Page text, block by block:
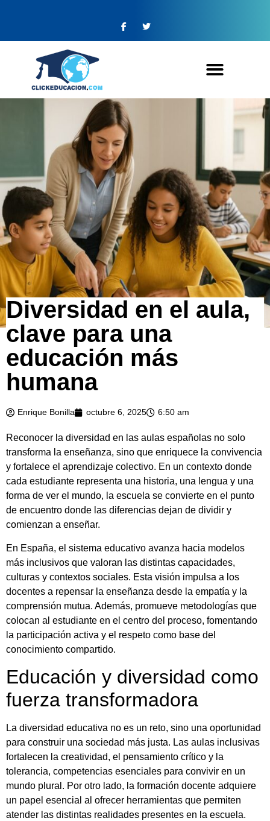
Diversidad en el aula,
clave para una
educación más
humana
Enrique Bonilla octubre 6, 2025 6:50 am
Reconocer la diversidad en las aulas españolas no solo
transforma la enseñanza, sino que enriquece la convivencia
y fortalece el aprendizaje colectivo. En un contexto donde
cada estudiante representa una historia, una lengua y una
forma de ver el mundo, la escuela se convierte en el punto
de encuentro donde las diferencias dejan de dividir y
comienzan a enseñar.
En España, el sistema educativo avanza hacia modelos
más inclusivos que valoran las distintas capacidades,
culturas y contextos sociales. Esta visión impulsa a los
docentes a repensar la enseñanza desde la empatía y la
comprensión mutua. Además, promueve metodologías que
colocan al estudiante en el centro del proceso, fomentando
la participación activa y el respeto como base del
conocimiento compartido.
Educación y diversidad como
fuerza transformadora
La diversidad educativa no es un reto, sino una oportunidad
para construir una sociedad más justa. Las aulas inclusivas
fortalecen la creatividad, el pensamiento crítico y la
tolerancia, competencias esenciales para convivir en un
mundo plural. Por otro lado, la formación docente adquiere
un papel esencial al ofrecer herramientas que permiten
atender las distintas realidades presentes en la escuela.